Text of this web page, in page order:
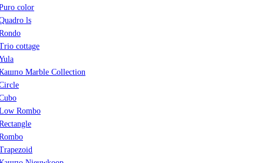
color
ls
cottage
Marble Collection
Rombo